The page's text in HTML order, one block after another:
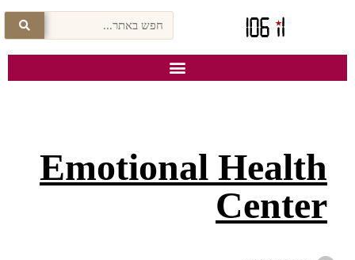
Emotional Health
Center